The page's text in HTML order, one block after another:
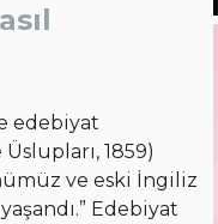
edebiyat
1859)
ve eski İngiliz
Edebiyat